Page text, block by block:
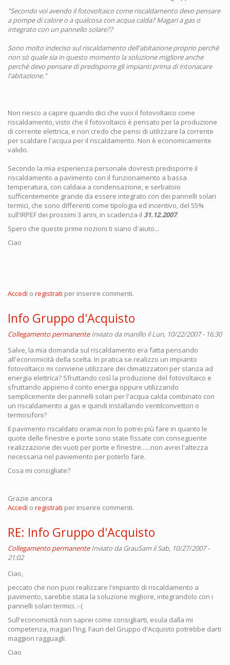
"Secondo voi avendo il fotovoltaico come riscaldamento devo pensare
a pompe di calore o a qualcosa con acqua calda? Magari a gas o
integrato con un pannello solare??
Sono molto indeciso sul riscaldamento dell'abitazione proprio perchè
non sò quale sia in questo momento la soluzione migliore anche
perchè devo pensare di predisporre gli impianti prima di intonacare
l'abitazione."
Non riesco a capire quando dici che vuoi il fotovoltaico come
riscaldamento, visto che il fotovoltaico è pensato per la produzione
di corrente elettrica, e non credo che pensi di utilizzare la corrente
per scaldare l'acqua per il riscaldamento. Non è economicamente
valido.
Secondo la mia esperienza personale dovresti predisporre il
riscaldamento a pavimento con il funzionamento a bassa
temperatura, con caldaia a condensazione, e serbatoio
sufficentemente grande da essere integrato con dei pannelli solari
termici, che sono differenti come tipologia ed incentivo, del 55%
sull'IRPEF dei prossimi 3 anni, in scadenza il 31.12.2007.
Spero che queste prime nozioni ti siano d'aiuto...
Ciao
Accedi o registrati per inserire commenti.
Info Gruppo d'Acquisto
Collegamento permanente Inviato damanillo il Lun, 10/22/2007 - 16:30
Salve, la mia domanda sul riscaldamento era fatta pensando
all'economicità della scelta. In pratica se realizzo un impianto
fotovoltaico mi conviene utilizzare dei climatizzatori per stanza ad
energia elettrica? Sfruttando così la produzione del fotovoltaico e
sfruttando appieno il conto energia oppure utilizzando
semplicemente dei pannelli solari per l'acqua calda combinato con
un riscaldamento a gas e quindi installando ventilconvettori o
termosifoni?
Il pavimento riscaldato oramai non lo potrei più fare in quanto le
quote delle finestre e porte sono state fissate con conseguente
realizzazione dei vuoti per porte e finestre......non avrei l'altezza
necessaria nel paviemento per poterlo fare.
Cosa mi consigliate?
Grazie ancora
Accedi o registrati per inserire commenti.
RE: Info Gruppo d'Acquisto
Collegamento permanente Inviato daGrauSamil Sab, 10/27/2007 -
21:02
Ciao,
peccato che non puoi realizzare l'impianto di riscaldamento a
pavimento, sarebbe stata la soluzione migliore, integrandolo con i
pannelli solari termici. :-(
Sull'economicità non saprei come consigliarti, esula dalla mi
competenza, magari l'Ing. Fauri del Gruppo d'Acquisto potrebbe darti
maggiori ragguagli.
Ciao